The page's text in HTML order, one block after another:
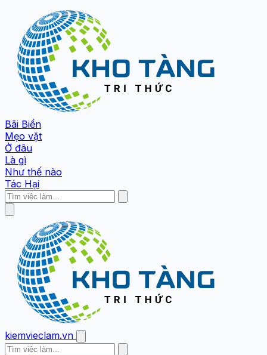
Bãi Biển
Mẹo vặt
Ở đâu
Là gì
Như thế nào
Tác Hại
kiemvieclam.vn